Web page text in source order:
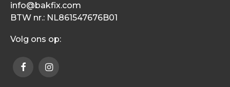
info@bakfix.com
BTW nr.: NL861547676B01
Volg ons op: